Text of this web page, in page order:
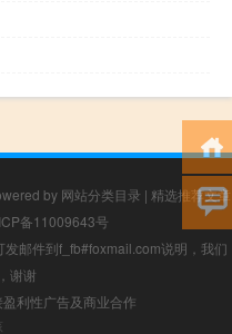
by 网站分类目录 | 精选推荐文章
备11009643号
邮件到f_fb#foxmail.com说明，我们
谢谢
利性广告及商业合作